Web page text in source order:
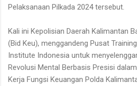
Pelaksanaan Pilkada 2024 tersebut.
Kali ini Kepolisian Daerah Kalimantan
(Bid Keu), menggandeng Pusat
Institute Indonesia untuk
Revolusi Mental Berbasis Presisi
Kerja Fungsi Keuangan Polda